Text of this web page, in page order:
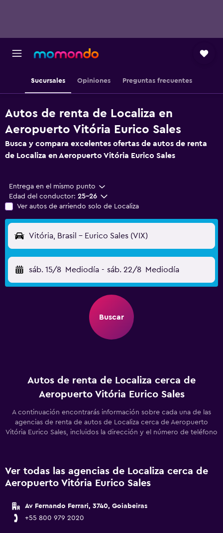
Sucursales Opiniones Preguntas frecuentes
Autos de renta de Localiza en
Aeropuerto Vitória Eurico Sales
Busca y compara excelentes ofertas de autos de renta
de Localiza en Aeropuerto Vitória Eurico Sales
Entrega en el mismo punto
Edad del conductor: 25-26
Ver autos de arriendo solo de Localiza
Vitória, Brasil - Eurico Sales (VIX)
sáb. 15/8 Mediodía - sáb. 22/8 Mediodía
Buscar
Autos de renta de Localiza cerca de
Aeropuerto Vitória Eurico Sales
A continuación encontrarás información sobre cada una de las
agencias de renta de autos de Localiza cerca de Aeropuerto
Vitória Eurico Sales, incluidos la dirección y el número de teléfono
Ver todas las agencias de Localiza cerca de
Aeropuerto Vitória Eurico Sales
Av Fernando Ferrari, 3740, Goiabeiras
+55 800 979 2020